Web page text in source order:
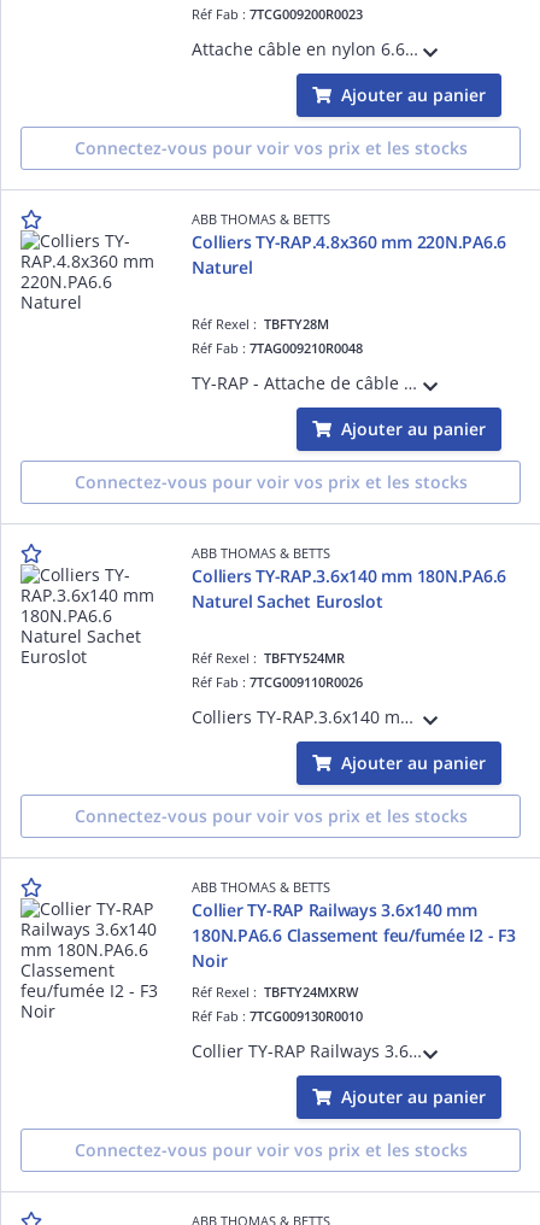
Réf Fab :7TCG009200R0023
Attache câble en nylon 6.6-Couleur noir-résiste jusqu'à 105°C-Longueur 186mm-largeur 4,8mm-Résistance à la traction de 222N-Emballage Euroslot-Idéale pour l'organisation des câbles en environnements intérieurs exigeants.
Ajouter au panier
Connectez-vous pour voir vos prix et les stocks
ABB THOMAS & BETTS
Colliers TY-RAP.4.8x360 mm 220N.PA6.6
Naturel
Réf Rexel :TBFTY28M
Réf Fab :7TAG009210R0048
TY-RAP - Attache de câble polyamide naturel - TY-RAP largeur 4,8mm longueur 361 mm 222N - Nylon 6.6 - température 85°
Ajouter au panier
Connectez-vous pour voir vos prix et les stocks
ABB THOMAS & BETTS
Colliers TY-RAP.3.6x140 mm 180N.PA6.6
Naturel Sachet Euroslot
Réf Rexel :TBFTY524MR
Réf Fab :7TCG009110R0026
Colliers TY-RAP.3.6x140 mm 180N.PA6.6 Naturel Sachet Euroslot
Ajouter au panier
Connectez-vous pour voir vos prix et les stocks
ABB THOMAS & BETTS
Collier TY-RAP Railways 3.6x140 mm
180N.PA6.6 Classement feu/fumée I2 - F3
Noir
Réf Rexel :TBFTY24MXRW
Réf Fab :7TCG009130R0010
Collier TY-RAP Railways 3.6x140 mm 180N.PA6.6 Classement feu/fumée I2 - F3 Noir
Ajouter au panier
Connectez-vous pour voir vos prix et les stocks
ABB THOMAS & BETTS